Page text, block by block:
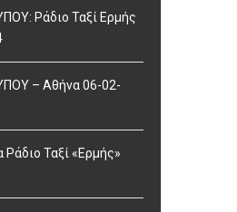
Ράδιο Ταξί Ερμής
– Αθήνα 06-02-
Ράδιο Ταξί «Ερμής»